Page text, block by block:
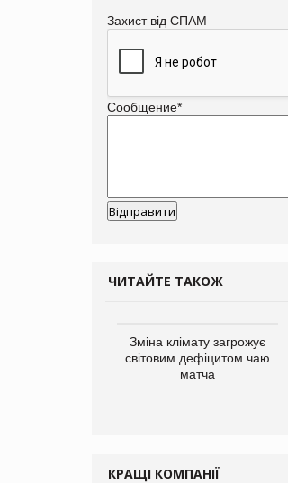
Захист від СПАМ
Сообщение*
ЧИТАЙТЕ ТАКОЖ
Зміна клімату загрожує
світовим дефіцитом чаю
матча
КРАЩІ КОМПАНІЇ